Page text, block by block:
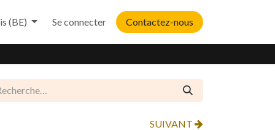
(BE) Se connecter Contactez-nous
SUIVANT